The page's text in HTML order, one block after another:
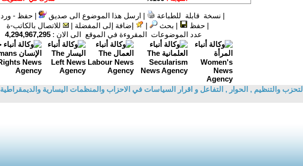
| نسخة قابلة للطباعة | ارسل هذا الموضوع الى صديق |حفظ - ورد
|حفظ | بحث | إضافة إلى المفضلة |
للاتصال بالكاتب-ة
عدد الموضوعات المقروءة في الموقع الى الان : 4,294,967,295
التحزب والتنظيم , الحوار , التفاعل و اقرار السياسات في الاحزاب والمنظمات اليسارية والديمقراطية